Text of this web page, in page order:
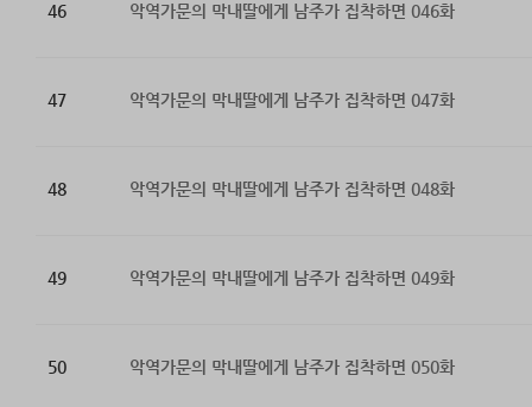
46 악역가문의 막내딸에게 남주가 집착하면 046화
47 악역가문의 막내딸에게 남주가 집착하면 047화
48 악역가문의 막내딸에게 남주가 집착하면 048화
49 악역가문의 막내딸에게 남주가 집착하면 049화
50 악역가문의 막내딸에게 남주가 집착하면 050화